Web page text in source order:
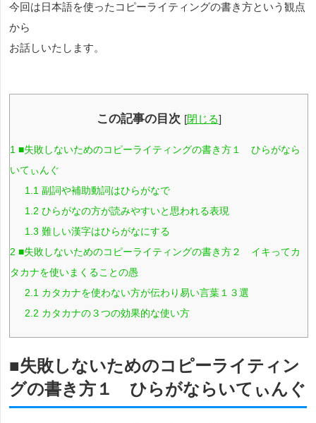
今回は日本語を使ったコピーライティングの書き方という観点
から
お話しいたします。
この記事の目次 [閉じる]
1 ■失敗しないためのコピーライティングの書き方１ ひらがなら
いてぃんぐ
1.1 副詞や補助動詞はひらがなで
1.2 ひらがなの方が読みやすいと思われる表現
1.3 難しい漢字はひらがなにする
2 ■失敗しないためのコピーライティングの書き方２ イキってカ
タカナを使いまくることの愚
2.1 カタカナを使わない方が伝わり易い言葉１３選
2.2 カタカナの３つの効果的な使い方
■失敗しないためのコピーライティン
グの書き方１ ひらがならいてぃんぐ